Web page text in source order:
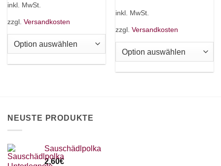
weist
mehrere
auf.
gewählt
inkl. MwSt.
zzgl. Versandkosten
mehrere
auf.
inkl. MwSt.
zzgl. Versandkosten
NEUSTE PRODUKTE
Sauschädlpolka
2,60€